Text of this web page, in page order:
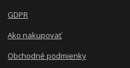
GDPR
Ako nakupovať
Obchodné podmienky